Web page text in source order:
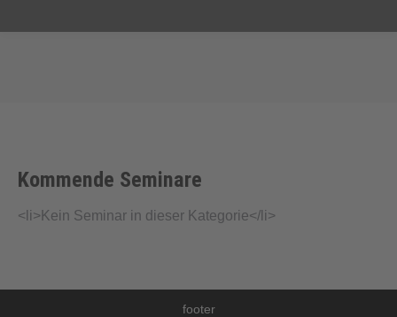
Kommende Seminare
<li>Kein Seminar in dieser Kategorie</li>
footer